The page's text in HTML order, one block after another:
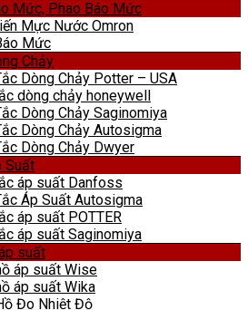
Mức, Phao Báo Mức
Mực Nước Omron
Mức
Chảy
Dòng Chảy Potter – USA
dòng chảy honeywell
Dòng Chảy Saginomiya
Dòng Chảy Autosigma
Dòng Chảy Dwyer
Suất
áp suất Danfoss
Áp Suất Autosigma
áp suất POTTER
áp suất Saginomiya
suất
áp suất Wise
áp suất Wika
Đo Nhiệt Độ